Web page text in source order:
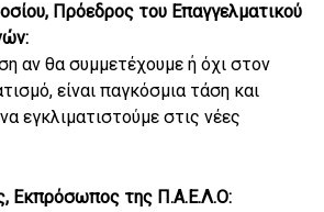
Πρόεδρος του Επαγγελματικού
αν θα συμμετέχουμε ή όχι στον
είναι παγκόσμια τάση και
εγκλιματιστούμε στις νέες
Εκπρόσωπος της Π.Α.Ε.Λ.Ο: